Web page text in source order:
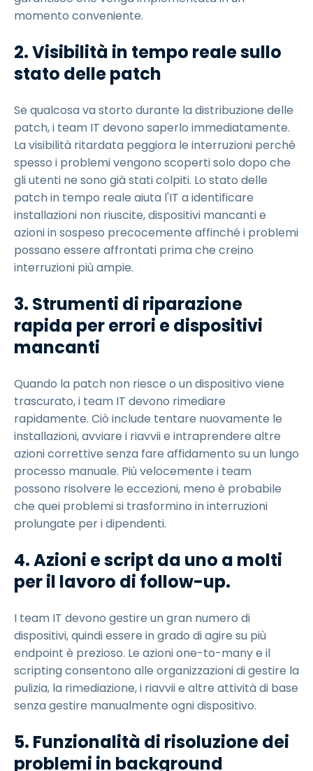
momento conveniente.
2. Visibilità in tempo reale sullo
stato delle patch
Se qualcosa va storto durante la distribuzione delle
patch, i team IT devono saperlo immediatamente.
La visibilità ritardata peggiora le interruzioni perché
spesso i problemi vengono scoperti solo dopo che
gli utenti ne sono già stati colpiti. Lo stato delle
patch in tempo reale aiuta l'IT a identificare
installazioni non riuscite, dispositivi mancanti e
azioni in sospeso precocemente affinché i problemi
possano essere affrontati prima che creino
interruzioni più ampie.
3. Strumenti di riparazione
rapida per errori e dispositivi
mancanti
Quando la patch non riesce o un dispositivo viene
trascurato, i team IT devono rimediare
rapidamente. Ciò include tentare nuovamente le
installazioni, avviare i riavvii e intraprendere altre
azioni correttive senza fare affidamento su un lungo
processo manuale. Più velocemente i team
possono risolvere le eccezioni, meno è probabile
che quei problemi si trasformino in interruzioni
prolungate per i dipendenti.
4. Azioni e script da uno a molti
per il lavoro di follow-up.
I team IT devono gestire un gran numero di
dispositivi, quindi essere in grado di agire su più
endpoint è prezioso. Le azioni one-to-many e il
scripting consentono alle organizzazioni di gestire la
pulizia, la rimediazione, i riavvii e altre attività di base
senza gestire manualmente ogni dispositivo.
5. Funzionalità di risoluzione dei
problemi in background